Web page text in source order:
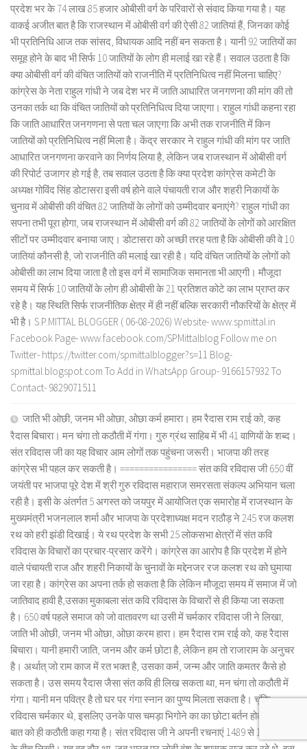
प्रदेश भर के 74 लाख 85 हजार ओबीसी वर्ग के परिवारों से संवाद किया गया है। यह
वाकई अजीत बात है कि राजस्थान में ओबीसी वर्ग की ऐसी 82 जातियां हैं, जिनका कोई
भी प्रतिनिधि आज तक सांसद, विधायक आदि नहीं बन सकता है। यानी 92 जातियों का
समूह होने के बाद भी सिर्फ 10 जातियों के लोग ही मलाई खा रहे हैं। सवाल उठता है कि
क्या ओबीसी वर्ग की वंचित जातियों को राजनीति में प्रतिनिधित्व नहीं मिलना चाहिए?
कांग्रेस के नेता राहुल गांधी ने जब देश भर में जाति आधारित जनगणना की मांग की तो
उनका तर्क था कि वंचित जातियों को प्रतिनिधित्व दिया जाएगा। राहुल गांधी कहना रहा
कि जाति आधारित जनगणना से पता चल जाएगा कि अभी तक राजनीति में किन
जातियों को प्रतिनिधित्व नहीं मिला है। केंद्र सरकार ने राहुल गांधी की मांग पर जाति
आधारित जनगणना करवाने का निर्णय लिया है, लेकिन जब राजस्थान में ओबीसी वर्ग
की रिपोर्ट उजागर हो गई है, तब सवाल उठता है कि क्या प्रदेश कांग्रेस कमेटी के
अध्यक्ष गोविंद सिंह डोटासरा इसी वर्ष होने वाले पंचायती राज और शहरी निकायों के
चुनाव में ओबीसी की वंचित 82 जातियों के लोगों को उम्मीदवार बनाएंगे? राहुल गांधी का
सपना तभी पूरा होगा, जब राजस्थान में ओबीसी वर्ग की 82 जातियों के लोगों को आरक्षित
सीटों पर उम्मीदवार बनाया जाए। डोटासरा को अच्छी तरह पता है कि ओबीसी की वे 10
जातियां कौनसी है, जो राजनीति की मलाई खा रही है। यदि वंचित जातियों के लोगों को
ओबीसी का लाभ दिया जाता है तो इस वर्ग में सामाजिक समानता भी आएगी। मौजूदा
समय में सिर्फ 10 जातियों के लोग ही ओबीसी के 21 प्रतिशत कोटे का लाभ प्राप्त कर
रहे है। यह स्थिति सिर्फ राजनीतिक क्षेत्र में ही नहीं बल्कि सरकारी नौकरियों के क्षेत्र में
भी है। S.P.MITTAL BLOGGER ( 06-08-2026) Website- www.spmittal.in
Facebook Page- www.facebook.com/SPMittalblog Follow me on
Twitter- https://twitter.com/spmittalblogger?s=11 Blog-
spmittal.blogspot.com To Add in WhatsApp Group- 9166157932 To
Contact- 9829071511
जाति भी ओछी, जनम भी ओछा, ओछा कर्म हमारा। हम रैदास राम राई को, कह
रैदास बिचारा। मन चंगा तो कठौती में गंगा। गुरु ग्रंथ साहिब में भी 41 वाणियों के शब्द।
संत रविदास जी का यह विचार आम लोगों तक पहुंचना जरूरी। भाजपा की तरह
कांग्रेस भी पहल कर सकती है। ================ संत कवि रविदास जी 650 वीं
जयंती पर भाजपा पूरे देश में श्री गुरु रविदास महाराज समरसता संकल्प अभियान चला
रही है। इसी के अंतर्गत 5 अगस्त को जयपुर में आयोजित एक समारोह में राजस्थान के
मुख्यमंत्री भजनलाल शर्मा और भाजपा के प्रदेशाध्यक्ष मदन राठौड़ ने 245 रज कलश
रथ को हरी झंडी दिखाई। ये रथ प्रदेश के सभी 25 लोकसभा क्षेत्रों में संत कवि
रविदास के विचारों का प्रचार-प्रसार करेंगे। कांग्रेस का आरोप है कि प्रदेश में होने
वाले पंचायती राज और शहरी निकायों के चुनावों के मद्देनजर रज कलश रथ को घुमाया
जा रहा है। कांग्रेस का अपना तर्क हो सकता है कि लेकिन मौजूदा समय में समाज में जो
जातिवाद हावी है,उसका मुकाबला संत कवि रविदास के विचारों से ही किया जा सकता
है। 650 वर्ष पहले समाज को जो वातावरण था उसी में चर्मकार रविदास जी ने लिखा,
जाति भी ओछी, जनम भी ओछा, ओछा करम हारा। हम रैदास राम राई को, कह रैदास
बिचारा। यानी हमारी जाति, जनम और कर्म छोटा है, लेकिन हम तो राजाराम के अनुचर
है। अर्थात् जो राम काज में रत भक्त है, उसका कर्म, जन्म और जाति कमतर कैसे हो
सकता है। उस समय रैदास जैसा संत कवि ही लिख सकता था, मन चंगा तो कठौती में
गंगा। यानी मन पवित्र है तो घर पर गंगा स्नान का पुण्य मिलता सकता है। चूंकि
रविदास चर्मकार थे, इसलिए उनके पास चमड़ा भिगोने का का छोटा बर्तन होता था। इस
बात को ही कठौती कहा गया है। संत रविदास जी ने अपनी रचनाएं 1489 से 1471 ईवी